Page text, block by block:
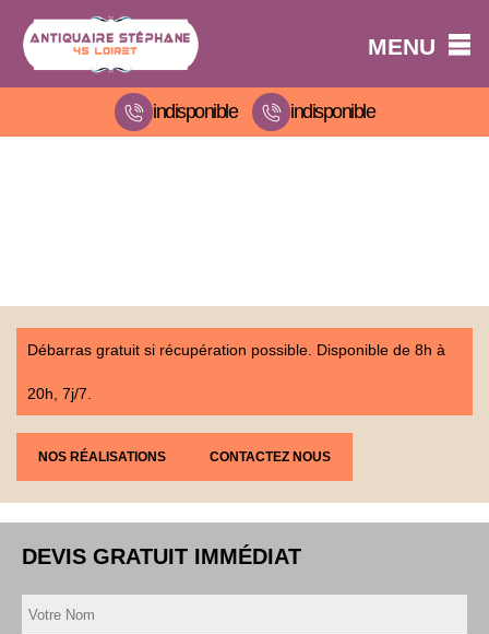
MENU
indisponible indisponible
Débarras gratuit si récupération possible. Disponible de 8h à
20h, 7j/7.
NOS RÉALISATIONS CONTACTEZ NOUS
DEVIS GRATUIT IMMÉDIAT